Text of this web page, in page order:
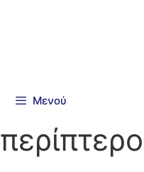
Μενού
περίπτερο